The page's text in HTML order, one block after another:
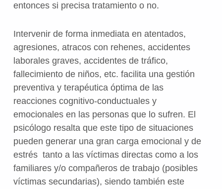
entonces si precisa tratamiento o no.
Intervenir de forma inmediata en atentados,
agresiones, atracos con rehenes, accidentes
laborales graves, accidentes de tráfico,
fallecimiento de niños, etc. facilita una gestión
preventiva y terapéutica óptima de las
reacciones cognitivo-conductuales y
emocionales en las personas que lo sufren. El
psicólogo resalta que este tipo de situaciones
pueden generar una gran carga emocional y de
estrés tanto a las víctimas directas como a los
familiares y/o compañeros de trabajo (posibles
víctimas secundarias), siendo también este